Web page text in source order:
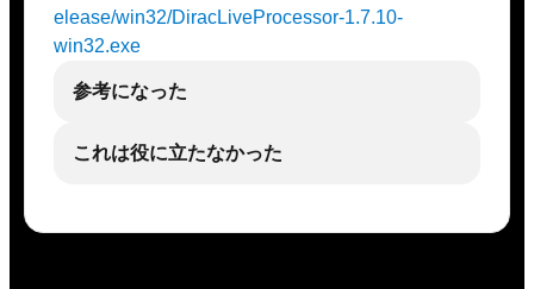
elease/win32/DiracLiveProcessor-1.7.10-
win32.exe
参考になった
これは役に立たなかった